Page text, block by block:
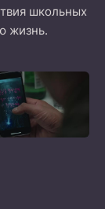
школьных
жизнь.